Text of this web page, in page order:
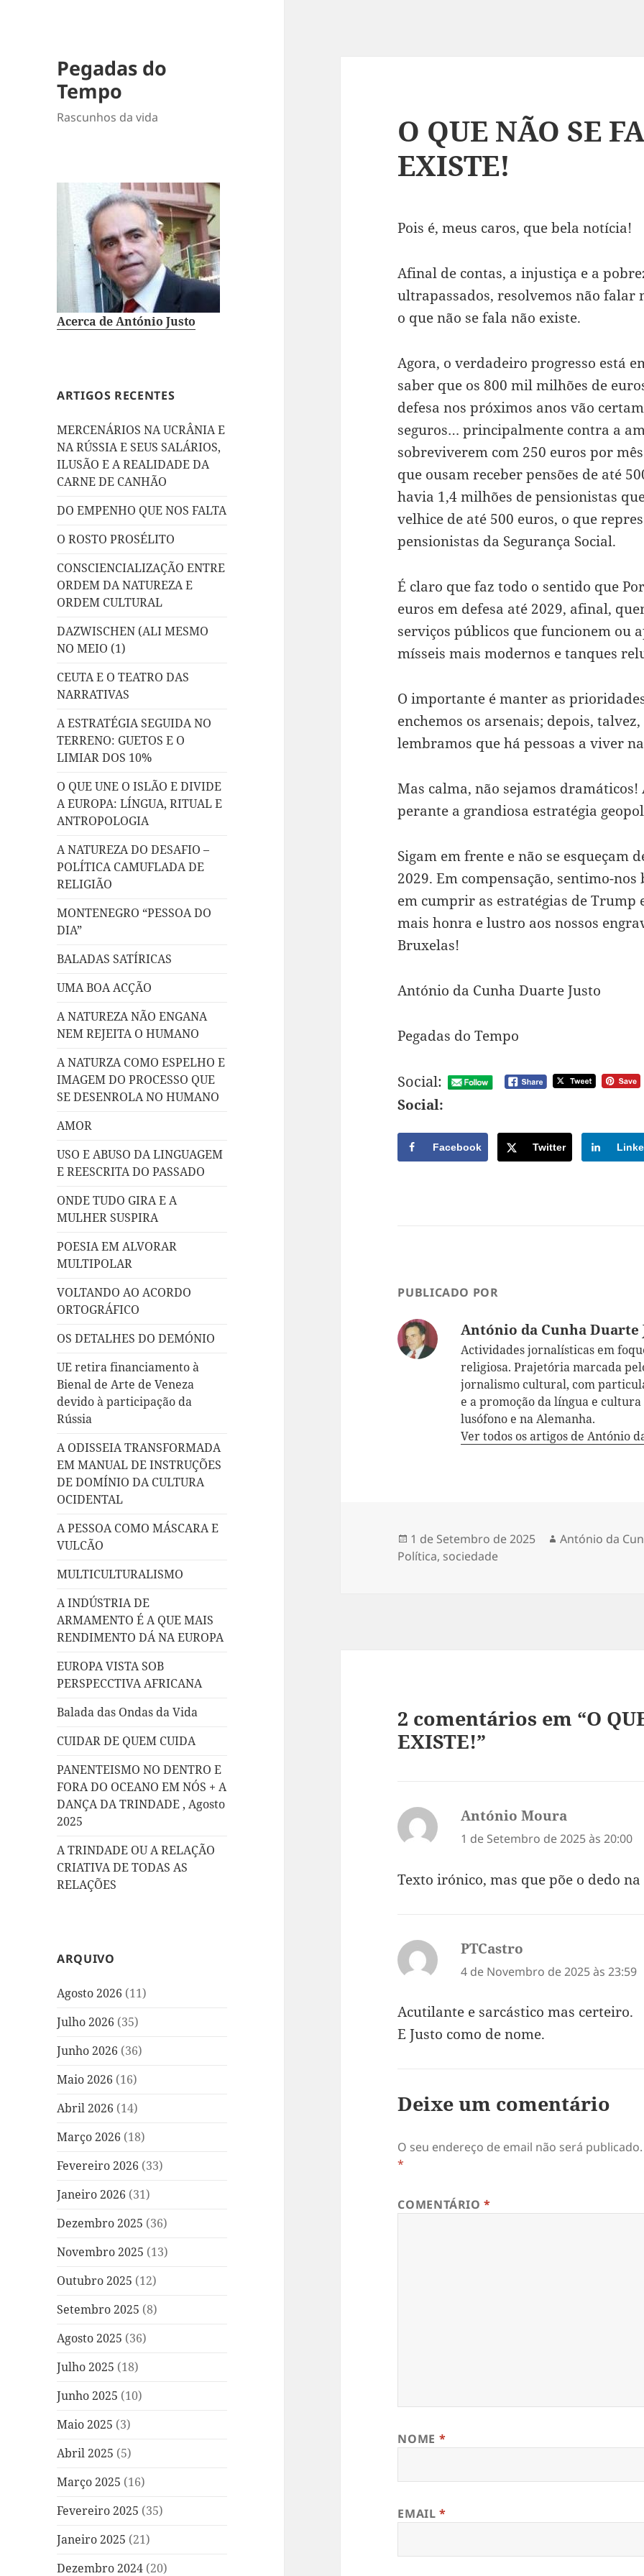
Pegadas do
Tempo
Rascunhos da vida
Acerca de António Justo
ARTIGOS RECENTES
MERCENÁRIOS NA UCRÂNIA E
NA RÚSSIA E SEUS SALÁRIOS,
ILUSÃO E A REALIDADE DA
CARNE DE CANHÃO
DO EMPENHO QUE NOS FALTA
O ROSTO PROSÉLITO
CONSCIENCIALIZAÇÃO ENTRE
ORDEM DA NATUREZA E
ORDEM CULTURAL
DAZWISCHEN (ALI MESMO
NO MEIO (1)
CEUTA E O TEATRO DAS
NARRATIVAS
A ESTRATÉGIA SEGUIDA NO
TERRENO: GUETOS E O
LIMIAR DOS 10%
O QUE UNE O ISLÃO E DIVIDE
A EUROPA: LÍNGUA, RITUAL E
ANTROPOLOGIA
A NATUREZA DO DESAFIO –
POLÍTICA CAMUFLADA DE
RELIGIÃO
MONTENEGRO “PESSOA DO
DIA”
BALADAS SATÍRICAS
UMA BOA ACÇÃO
A NATUREZA NÃO ENGANA
NEM REJEITA O HUMANO
A NATURZA COMO ESPELHO E
IMAGEM DO PROCESSO QUE
SE DESENROLA NO HUMANO
AMOR
USO E ABUSO DA LINGUAGEM
E REESCRITA DO PASSADO
ONDE TUDO GIRA E A
MULHER SUSPIRA
POESIA EM ALVORAR
MULTIPOLAR
VOLTANDO AO ACORDO
ORTOGRÁFICO
OS DETALHES DO DEMÓNIO
UE retira financiamento à
Bienal de Arte de Veneza
devido à participação da
Rússia
A ODISSEIA TRANSFORMADA
EM MANUAL DE INSTRUÇÕES
DE DOMÍNIO DA CULTURA
OCIDENTAL
A PESSOA COMO MÁSCARA E
VULCÃO
MULTICULTURALISMO
A INDÚSTRIA DE
ARMAMENTO É A QUE MAIS
RENDIMENTO DÁ NA EUROPA
EUROPA VISTA SOB
PERSPECCTIVA AFRICANA
Balada das Ondas da Vida
CUIDAR DE QUEM CUIDA
PANENTEISMO NO DENTRO E
FORA DO OCEANO EM NÓS + A
DANÇA DA TRINDADE , Agosto
2025
A TRINDADE OU A RELAÇÃO
CRIATIVA DE TODAS AS
RELAÇÕES
ARQUIVO
Agosto 2026 (11)
Julho 2026 (35)
Junho 2026 (36)
Maio 2026 (16)
Abril 2026 (14)
Março 2026 (18)
Fevereiro 2026 (33)
Janeiro 2026 (31)
Dezembro 2025 (36)
Novembro 2025 (13)
Outubro 2025 (12)
Setembro 2025 (8)
Agosto 2025 (36)
Julho 2025 (18)
Junho 2025 (10)
Maio 2025 (3)
Abril 2025 (5)
Março 2025 (16)
Fevereiro 2025 (35)
Janeiro 2025 (21)
Dezembro 2024 (20)
O QUE NÃO SE
EXISTE!
Pois é, meus caros, que bela notícia!
Afinal de contas, a injustiça e a
ultrapassados, resolvemos não falar
o que não se fala não existe.
Agora, o verdadeiro progresso está
saber que os 800 mil milhões de
defesa nos próximos anos vão
seguros… principalmente contra a
sobreviverem com 250 euros por
que ousam receber pensões de até
havia 1,4 milhões de pensionistas
velhice de até 500 euros, o que
pensionistas da Segurança Social.
É claro que faz todo o sentido que
euros em defesa até 2029, afinal,
serviços públicos que funcionem ou
mísseis mais modernos e tanques
O importante é manter as
enchemos os arsenais; depois,
lembramos que há pessoas a viver
Mas calma, não sejamos
perante a grandiosa estratégia
Sigam em frente e não se esqueçam
2029. Em compensação, sentimo-
em cumprir as estratégias de Trump
mais honra e lustro aos nossos
Bruxelas!
António da Cunha Duarte Justo
Pegadas do Tempo
Social:
Social:
Facebook Twitter
PUBLICADO POR
António da Cunha Duarte
Actividades jornalísticas em
religiosa. Prajetória marcada
jornalismo cultural, com
e a promoção da língua e
lusófono e na Alemanha.
Ver todos os artigos de António
Publicado
a
1 de Setembro de 2025 Autor
António da
Política, sociedade
2 comentários em “O
EXISTE!”
António Moura
1 de Setembro de 2025 às 20:00
Texto irónico, mas que põe o dedo
PTCastro
4 de Novembro de 2025 às 23:59
Acutilante e sarcástico mas certeiro.
E Justo como de nome.
Deixe um comentário
O seu endereço de email não será publicado.
*
COMENTÁRIO*
NOME *
EMAIL*